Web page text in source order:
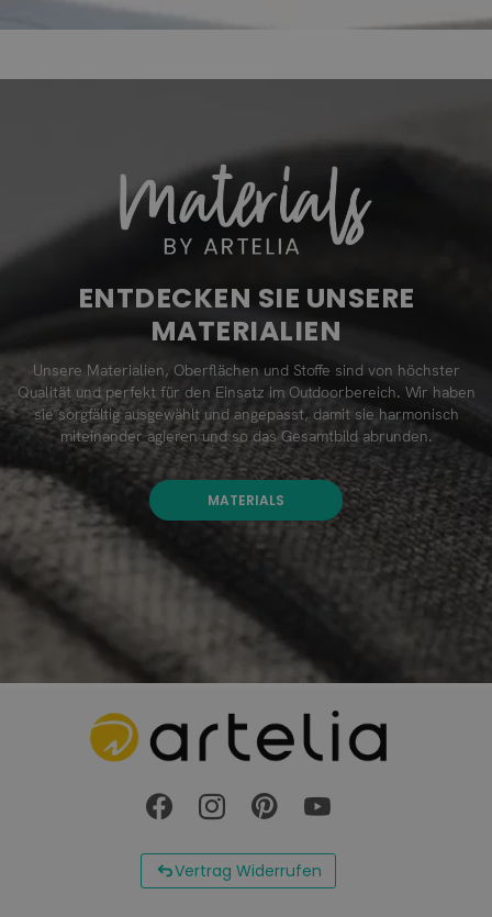
ENTDECKEN SIE UNSERE
MATERIALIEN
Unsere Materialien, Oberflächen und Stoffe sind von höchster
Qualität und perfekt für den Einsatz im Outdoorbereich. Wir haben
sie sorgfältig ausgewählt und angepasst, damit sie harmonisch
miteinander agieren und so das Gesamtbild abrunden.
MATERIALS
Vertrag Widerrufen